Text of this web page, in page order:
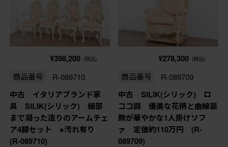
¥398,200 (税込)
商品番号 R-089710
中古 イタリアブランド家
具 SILIK(シリック) 細部
まで凝った造りのアームチェ
ア4脚セット ※汚れ有り
(R-089710)
¥278,300 (税込)
商品番号 R-089709
中古 SILIK(シリック) ロ
ココ調 優美な花柄と曲線装
飾が華やかな1人掛けソフ
ァ 定価約110万円 (R-
089709)